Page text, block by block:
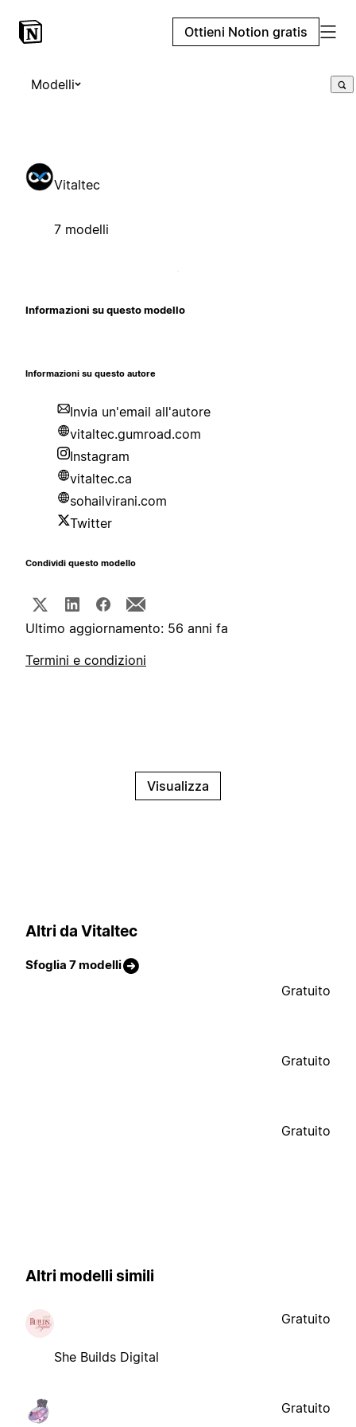
Ottieni Notion gratis
Modelli
Vitaltec
7 modelli
Informazioni su questo modello
Informazioni su questo autore
Invia un'email all'autore
vitaltec.gumroad.com
Instagram
vitaltec.ca
sohailvirani.com
Twitter
Condividi questo modello
Ultimo aggiornamento: 56 anni fa
Termini e condizioni
Visualizza
Altri da Vitaltec
Sfoglia 7 modelli
Gratuito
Gratuito
Gratuito
Altri modelli simili
She Builds Digital
Gratuito
Gratuito